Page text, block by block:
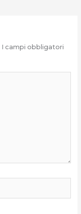
I campi obbligatori